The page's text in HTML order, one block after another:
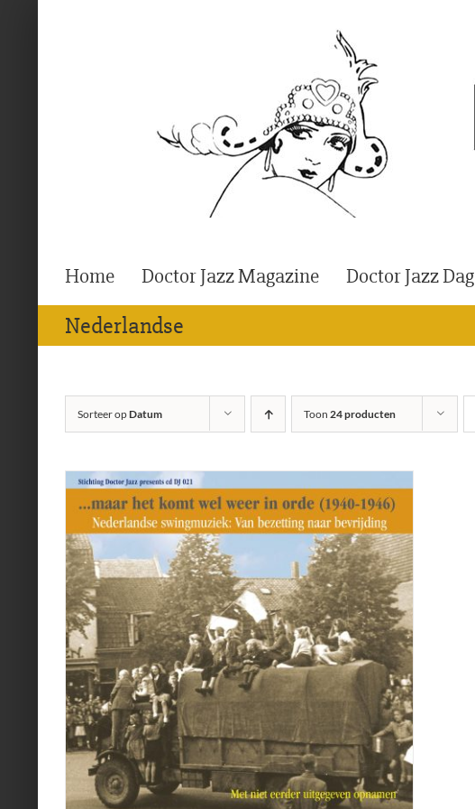
Home Doctor Jazz Magazine Doctor Jazz Dag
Nederlandse
Sorteer opDatum Toon 24 producten